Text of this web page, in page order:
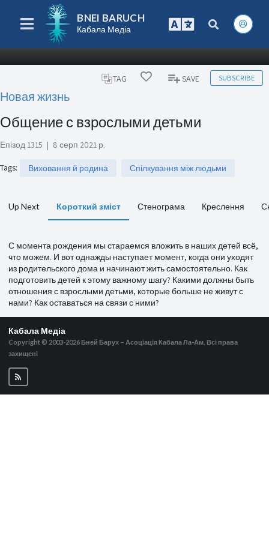
BNEI BARUCH
Кабала Медіа
TAG SAVE SUBSCRIBE
Новая жизнь
Общение с взрослыми детьми
Епізод 1315 | 8 серп 2021 р.
Tags: Виховання й родина Спілкування між людьми
Up Next Короткий зміст Стенограма Креслення
С момента рождения мы стараемся вложить в наших детей всё,
что можем. И вот однажды наступает момент, когда они уходят
из родительского дома и начинают жить самостоятельно. Как
подготовить детей к этому важному шагу? Какими должны быть
отношения с взрослыми детьми, которые больше не живут с
нами? Как оставаться на связи с ними?
Кабала Медіа
Copyright © 2003-2026 Бней Барух – Асоціація Кабала Ла-Ам, Всі права
захищені